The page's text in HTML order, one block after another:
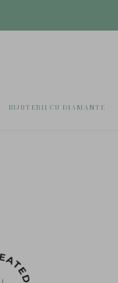
BIJUTERII CU DIAMANTE